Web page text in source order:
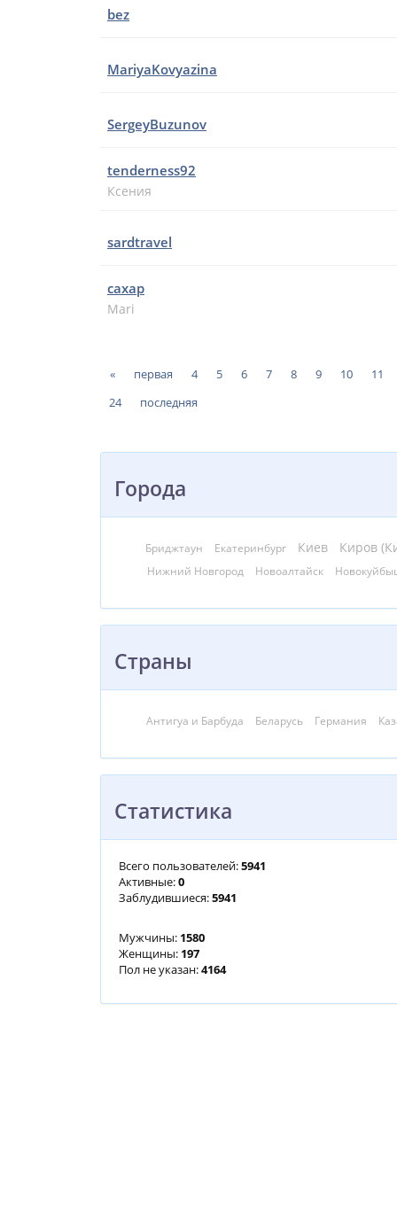
bez
MariyaKovyazina
SergeyBuzunov
tenderness92
Ксения
sardtravel
caxap
Mari
« первая 4 5 6 7 8 9 10
11
24
последняя
Города
Бриджтаун Екатеринбург Киев Киров
Нижний Новгород Новоалтайск
Страны
Антигуа и Барбуда Беларусь Германия
Статистика
Всего пользователей:5941
Активные:0
Заблудившиеся:5941
Мужчины: 1580
Женщины: 197
Пол не указан:4164